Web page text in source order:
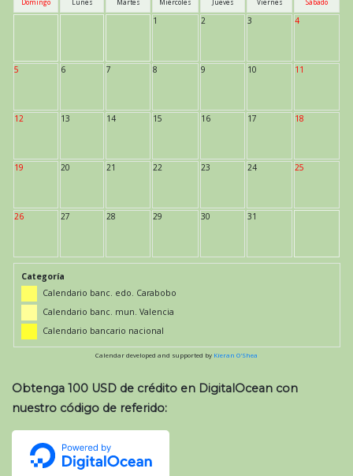
Domingo Lunes Martes Miércoles Jueves Viernes Sábado
1 2 3 4
5 6 7 8 9 10 11
12 13 14 15 16 17 18
19 20 21 22 23 24 25
26 27 28 29 30 31
Categoría
Calendario banc. edo. Carabobo
Calendario banc. mun. Valencia
Calendario bancario nacional
Calendar developed and supported by Kieran O'Shea
Obtenga 100 USD de crédito en DigitalOcean con
nuestro código de referido: